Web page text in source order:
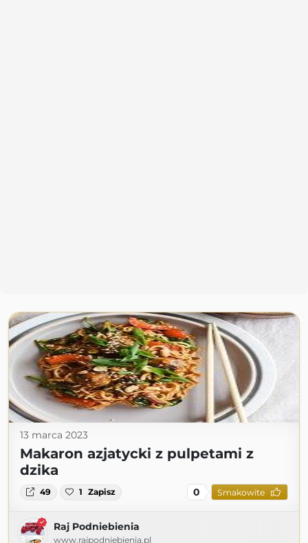
13 marca 2023
Makaron azjatycki z pulpetami z
dzika
49 1 Zapisz 0 Smakowite
Raj Podniebienia
www.rajpodniebienia.pl